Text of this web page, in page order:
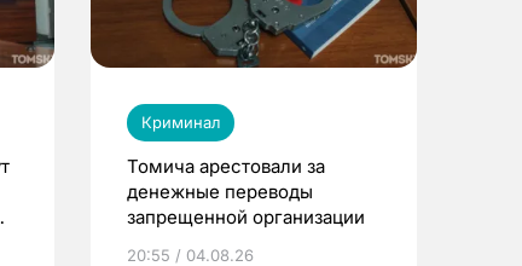
Криминал
Томича арестовали за
денежные переводы
запрещенной организации
20:55 / 04.08.26